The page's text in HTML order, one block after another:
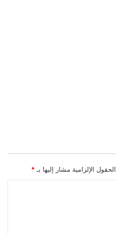
الحقول الإلزامية مشار إليها بـ *